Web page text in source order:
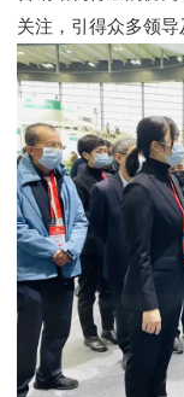
关注，引得众多领导